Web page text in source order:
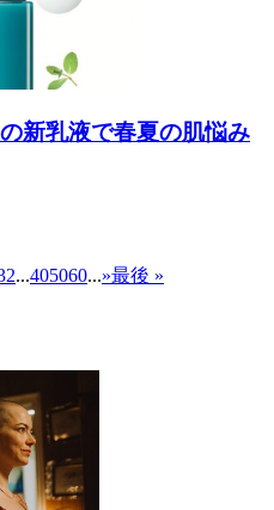
新乳液で春夏の肌悩み
...405060...»最後 »